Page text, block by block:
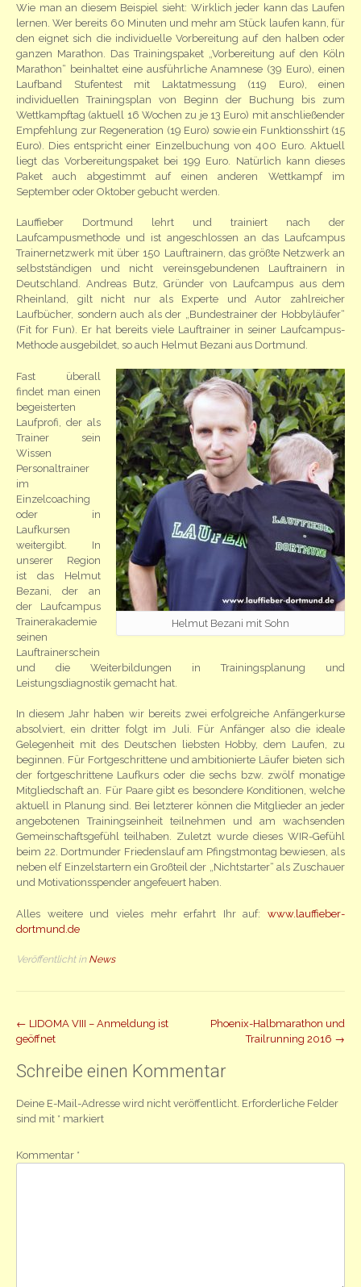
Wie man an diesem Beispiel sieht: Wirklich jeder kann das Laufen
lernen. Wer bereits 60 Minuten und mehr am Stück laufen kann, für
den eignet sich die individuelle Vorbereitung auf den halben oder
ganzen Marathon. Das Trainingspaket „Vorbereitung auf den Köln
Marathon“ beinhaltet eine ausführliche Anamnese (39 Euro), einen
Laufband Stufentest mit Laktatmessung (119 Euro), einen
individuellen Trainingsplan von Beginn der Buchung bis zum
Wettkampftag (aktuell 16 Wochen zu je 13 Euro) mit anschließender
Empfehlung zur Regeneration (19 Euro) sowie ein Funktionsshirt (15
Euro). Dies entspricht einer Einzelbuchung von 400 Euro. Aktuell
liegt das Vorbereitungspaket bei 199 Euro. Natürlich kann dieses
Paket auch abgestimmt auf einen anderen Wettkampf im
September oder Oktober gebucht werden.
Lauffieber Dortmund lehrt und trainiert nach der
Laufcampusmethode und ist angeschlossen an das Laufcampus
Trainernetzwerk mit über 150 Lauftrainern, das größte Netzwerk an
selbstständigen und nicht vereinsgebundenen Lauftrainern in
Deutschland. Andreas Butz, Gründer von Laufcampus aus dem
Rheinland, gilt nicht nur als Experte und Autor zahlreicher
Laufbücher, sondern auch als der „Bundestrainer der Hobbyläufer“
(Fit for Fun). Er hat bereits viele Lauftrainer in seiner Laufcampus-
Methode ausgebildet, so auch Helmut Bezani aus Dortmund.
Helmut Bezani mit Sohn
Fast überall
findet man einen
begeisterten
Laufprofi, der als
Trainer sein
Wissen
Personaltrainer
im
Einzelcoaching
oder in
Laufkursen
weitergibt. In
unserer Region
ist das Helmut
Bezani, der an
der Laufcampus
Trainerakademie
seinen
Lauftrainerschein
und die Weiterbildungen in Trainingsplanung und
Leistungsdiagnostik gemacht hat.
In diesem Jahr haben wir bereits zwei erfolgreiche Anfängerkurse
absolviert, ein dritter folgt im Juli. Für Anfänger also die ideale
Gelegenheit mit des Deutschen liebsten Hobby, dem Laufen, zu
beginnen. Für Fortgeschrittene und ambitionierte Läufer bieten sich
der fortgeschrittene Laufkurs oder die sechs bzw. zwölf monatige
Mitgliedschaft an. Für Paare gibt es besondere Konditionen, welche
aktuell in Planung sind. Bei letzterer können die Mitglieder an jeder
angebotenen Trainingseinheit teilnehmen und am wachsenden
Gemeinschaftsgefühl teilhaben. Zuletzt wurde dieses WIR-Gefühl
beim 22. Dortmunder Friedenslauf am Pfingstmontag bewiesen, als
neben elf Einzelstartern ein Großteil der „Nichtstarter“ als Zuschauer
und Motivationsspender angefeuert haben.
Alles weitere und vieles mehr erfahrt Ihr auf: www.lauffieber-
dortmund.de
Veröffentlicht in News
Beitrag
Navigation
← LIDOMA VIII – Anmeldung ist
geöffnet
Phoenix-Halbmarathon und
Trailrunning 2016 →
Schreibe einen Kommentar
Deine E-Mail-Adresse wird nicht veröffentlicht. Erforderliche Felder
sind mit * markiert
Kommentar *